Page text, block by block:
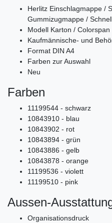
Herlitz Einschlagmappe /
Gummizugmappe /
Modell Karton / Colorspan
Kaufmännische- und
Format DIN A4
Farben zur Auswahl
Neu
Farben
11199544 - schwarz
10843910 - blau
10843902 - rot
10843894 - grün
10843886 - gelb
10843878 - orange
11199536 - violett
11199510 - pink
Aussen-
Organisationsdruck